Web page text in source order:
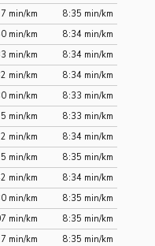
min/km
8:35 min/km
min/km
8:34 min/km
min/km
8:34 min/km
min/km
8:34 min/km
min/km
8:33 min/km
min/km
8:33 min/km
min/km
8:34 min/km
min/km
8:35 min/km
min/km
8:34 min/km
min/km
8:35 min/km
min/km
8:35 min/km
min/km
8:35 min/km